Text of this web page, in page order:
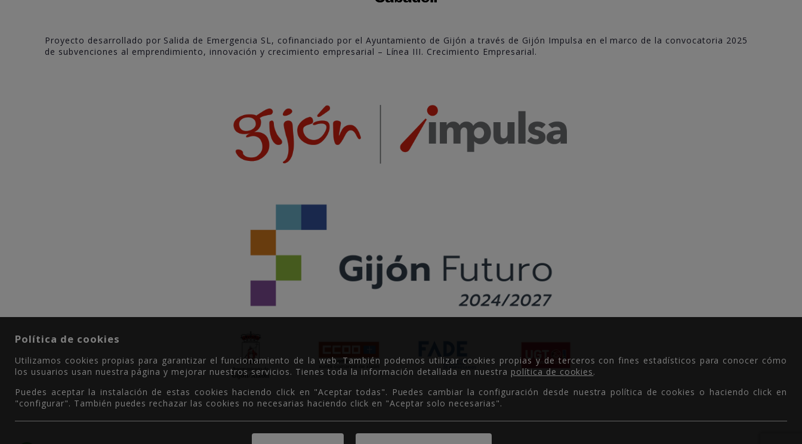
Proyecto desarrollado por Salida de Emergencia SL, cofinanciado por el Ayuntamiento de Gijón a través de Gijón Impulsa en el marco de la convocatoria 2025
de subvenciones al emprendimiento, innovación y crecimiento empresarial – Línea III. Crecimiento Empresarial.
Política de cookies
Utilizamos cookies propias para garantizar el funcionamiento de la web. También podemos utilizar cookies propias y de terceros con fines estadísticos para conocer cómo
los usuarios usan nuestra página y mejorar nuestros servicios. Tienes toda la información detallada en nuestra política de cookies.
Puedes aceptar la instalación de estas cookies haciendo click en "Aceptar todas". Puedes cambiar la configuración desde nuestra política de cookies o haciendo click en
"configurar". También puedes rechazar las cookies no necesarias haciendo click en "Aceptar solo necesarias".